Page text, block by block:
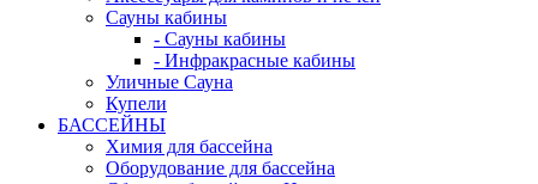
Сауны кабины
- Сауны кабины
- Инфракрасные кабины
Уличные Сауна
Купели
БАССЕЙНЫ
Химия для бассейна
Оборудование для бассейна